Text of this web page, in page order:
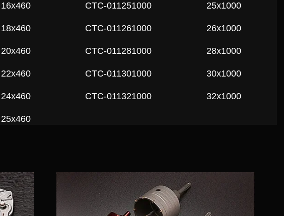
16x460 СTC-011251000 25x1000
18x460 СTC-011261000 26x1000
20x460 СTC-011281000 28x1000
22x460 СTC-011301000 30x1000
24x460 СTC-011321000 32x1000
25x460